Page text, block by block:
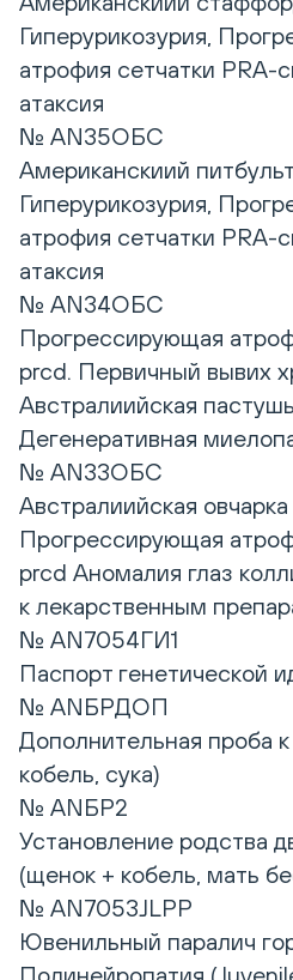
Гиперурикозурия,
атрофия сетчатки PRA-
атаксия
№ AN35ОБС
Американскиий
Гиперурикозурия,
атрофия сетчатки PRA-
атаксия
№ AN34ОБС
Прогрессирующая
prcd. Первичный вывих
Австралиийская
Дегенеративная
№ AN33ОБС
Австралиийская
Прогрессирующая
prcd Аномалия глаз
к лекарственным
№ AN7054ГИ1
Паспорт генетической
№ ANБРДОП
Дополнительная проба
кобель, сука)
№ ANБР2
Установление родства
(щенок + кобель, мать
№ AN7053JLPP
Ювенильный паралич